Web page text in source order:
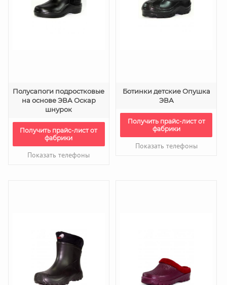
Полусапоги подростковые
на основе ЭВА Оскар
шнурок
Получить прайс-лист от
фабрики
Показать телефоны
Ботинки детские Опушка
ЭВА
Получить прайс-лист от
фабрики
Показать телефоны